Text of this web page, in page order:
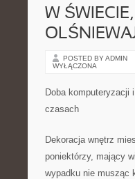
W
POSTED BY ADMIN
WYŁĄCZONA
Doba komputeryzacji
czasach
Dekoracja wnętrz
poniektórzy, mający
wypadku nie musząc